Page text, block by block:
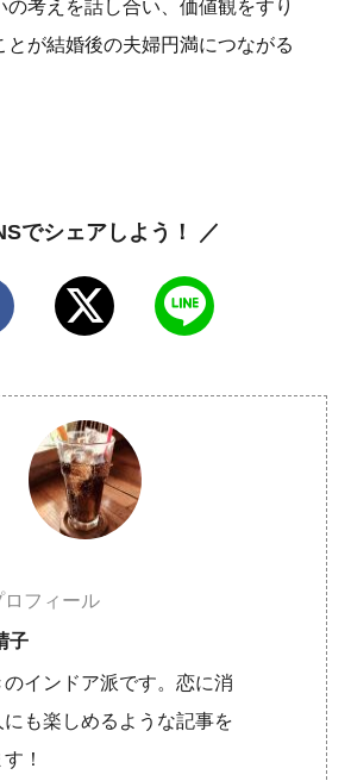
の考えを話し合い、価値観をすり
とが結婚後の夫婦円満につながる
でシェアしよう！ ／
ロフィール
子
インドア派です。恋に消
も楽しめるような記事を
！